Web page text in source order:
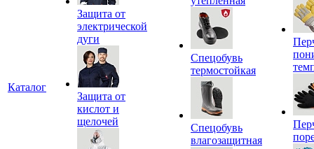
Каталог
Защита от
электрической
дуги
Защита от
кислот и
щелочей
Спецобувь
термостойкая
Спецобувь
влагозащитная